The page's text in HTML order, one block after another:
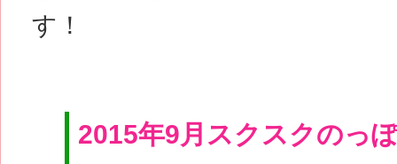
す！
2015年9月スクスクのっ